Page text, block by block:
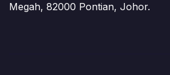
Megah, 82000 Pontian, Johor.